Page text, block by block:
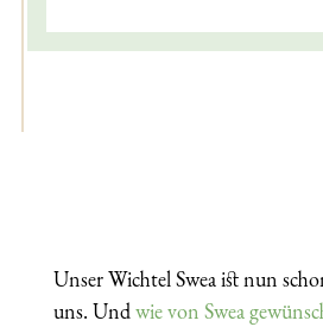
Unser Wichtel Swea ist nun
uns. Undwie von Swea